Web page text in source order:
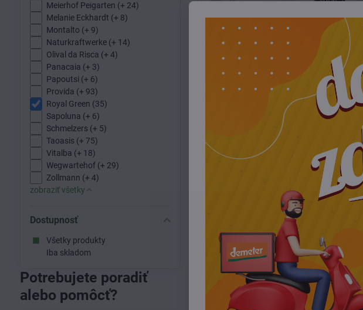
Royal Green bio C komplex 60 kapsúl
Skladom
34 €
Meierhof Peigarten (+ 24)
Melanie Eckhardt (+ 8)
Montalto (+ 9)
Naturkraftwerke (+ 14)
Olival da Risca (+ 4)
Panacaia (+ 3)
Papoutsi (+ 6)
Provida (+ 93)
Royal Green (35)
Sapoluna (+ 6)
Schmelzers (+ 5)
Taoasis (+ 75)
Vitalba (+ 18)
Wegwartehof (+ 29)
Zollmann (+ 4)
zobraziť všetky
Dostupnosť
Všetky produkty
Iba skladom
Potrebujete poradiť
alebo pomôcť?